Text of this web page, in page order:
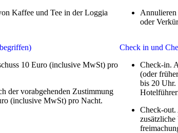
Kaffee und Tee in der Loggia
10 Euro (inclusive MwSt) pro
der vorabgehenden Zustimmung
(inclusive MwSt) pro Nacht.
Annulieren
oder
Check in und
Check-in.
(oder
bis 20 Uhr.
Check-out.